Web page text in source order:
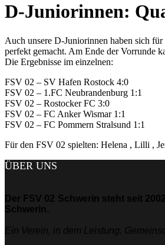
D-Juniorinnen:
Auch unsere D-Juniorinnen haben sich
perfekt gemacht. Am Ende der Vorrunde
Die Ergebnisse im einzelnen:
FSV 02 – SV Hafen Rostock 4:0
FSV 02 – 1.FC Neubrandenburg 1:1
FSV 02 – Rostocker FC 3:0
FSV 02 – FC Anker Wismar 1:1
FSV 02 – FC Pommern Stralsund 1:1
Für den FSV 02 spielten: Helena , Lilli ,
ÜBER UNS
Der FSV 02 Schwerin steht seit
Schwerin.
Ein Verein, in dem Leistung,